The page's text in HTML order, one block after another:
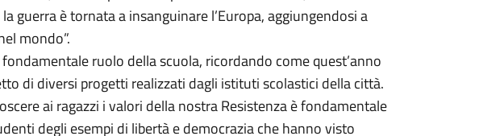
guerra è tornata a insanguinare l’Europa, aggiungendosi a
mondo”.
ruolo della scuola, ricordando come quest’anno
di diversi progetti realizzati dagli istituti scolastici della città.
ai ragazzi i valori della nostra Resistenza è fondamentale
degli esempi di libertà e democrazia che hanno visto